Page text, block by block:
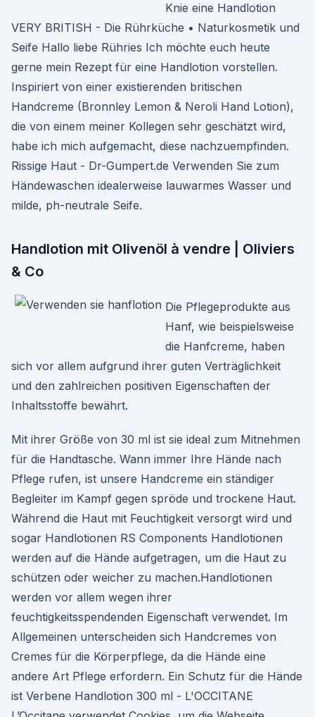
Knie eine Handlotion
VERY BRITISH - Die Rührküche • Naturkosmetik und
Seife Hallo liebe Rühries Ich möchte euch heute
gerne mein Rezept für eine Handlotion vorstellen.
Inspiriert von einer existierenden britischen
Handcreme (Bronnley Lemon & Neroli Hand Lotion),
die von einem meiner Kollegen sehr geschätzt wird,
habe ich mich aufgemacht, diese nachzuempfinden.
Rissige Haut - Dr-Gumpert.de Verwenden Sie zum
Händewaschen idealerweise lauwarmes Wasser und
milde, ph-neutrale Seife.
Handlotion mit Olivenöl à vendre | Oliviers
& Co
Die Pflegeprodukte aus
Hanf, wie beispielsweise
die Hanfcreme, haben
sich vor allem aufgrund ihrer guten Verträglichkeit
und den zahlreichen positiven Eigenschaften der
Inhaltsstoffe bewährt.
Mit ihrer Größe von 30 ml ist sie ideal zum Mitnehmen
für die Handtasche. Wann immer Ihre Hände nach
Pflege rufen, ist unsere Handcreme ein ständiger
Begleiter im Kampf gegen spröde und trockene Haut.
Während die Haut mit Feuchtigkeit versorgt wird und
sogar Handlotionen RS Components Handlotionen
werden auf die Hände aufgetragen, um die Haut zu
schützen oder weicher zu machen.Handlotionen
werden vor allem wegen ihrer
feuchtigkeitsspendenden Eigenschaft verwendet. Im
Allgemeinen unterscheiden sich Handcremes von
Cremes für die Körperpflege, da die Hände eine
andere Art Pflege erfordern. Ein Schutz für die Hände
ist Verbene Handlotion 300 ml - L'OCCITANE